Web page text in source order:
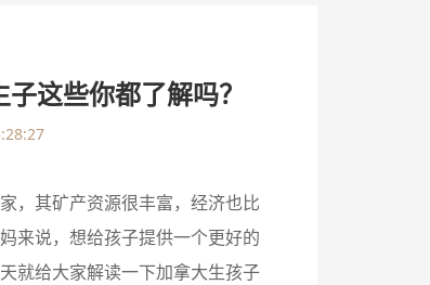
这些你都了解吗？
，其矿产资源很丰富，经济也比
来说，想给孩子提供一个更好的
就给大家解读一下加拿大生孩子